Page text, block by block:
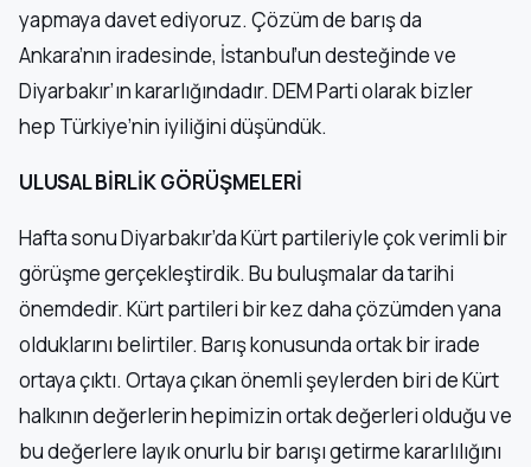
yapmaya davet ediyoruz. Çözüm de barış da
Ankara’nın iradesinde, İstanbul’un desteğinde ve
Diyarbakır’ın kararlığındadır. DEM Parti olarak bizler
hep Türkiye’nin iyiliğini düşündük.
ULUSAL BİRLİK GÖRÜŞMELERİ
Hafta sonu Diyarbakır’da Kürt partileriyle çok verimli bir
görüşme gerçekleştirdik. Bu buluşmalar da tarihi
önemdedir. Kürt partileri bir kez daha çözümden yana
olduklarını belirtiler. Barış konusunda ortak bir irade
ortaya çıktı. Ortaya çıkan önemli şeylerden biri de Kürt
halkının değerlerin hepimizin ortak değerleri olduğu ve
bu değerlere layık onurlu bir barışı getirme kararlılığını